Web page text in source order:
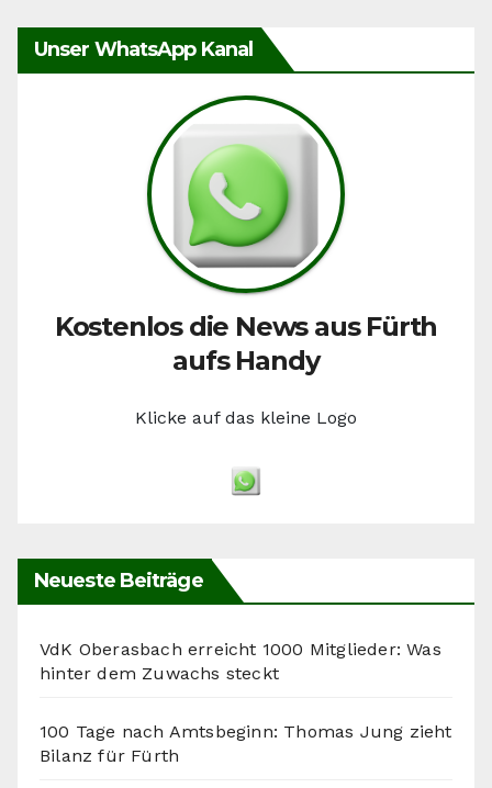
Unser WhatsApp Kanal
Kostenlos die News aus Fürth
aufs Handy
Klicke auf das kleine Logo
Neueste Beiträge
VdK Oberasbach erreicht 1000 Mitglieder: Was
hinter dem Zuwachs steckt
100 Tage nach Amtsbeginn: Thomas Jung zieht
Bilanz für Fürth